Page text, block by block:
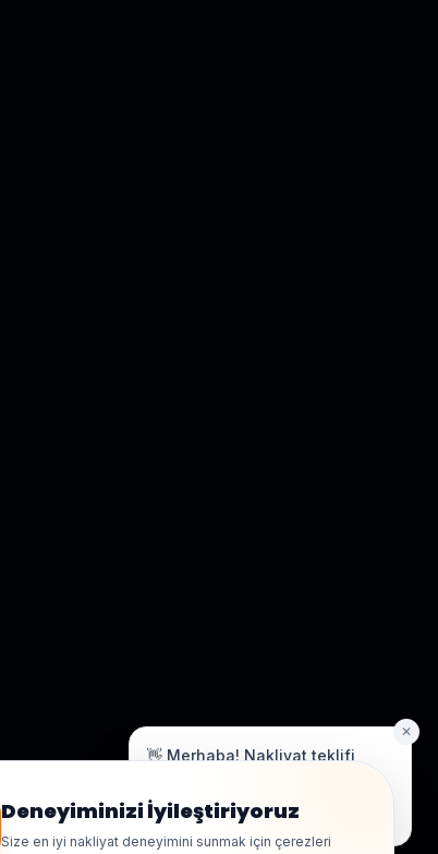
Deneyiminizi İyileştiriyoruz
Size en iyi nakliyat deneyimini sunmak için çerezleri
✕
👋 Merhaba! Nakliyat teklifi
Genellikle birkaç dakika içinde yanıt
veriyoruz.